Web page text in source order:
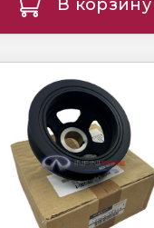
В корзину